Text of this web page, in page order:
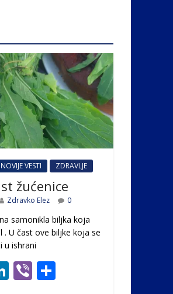
VESTI ZDRAVLJE
žućenice
Zdravko Elez 0
samonikla biljka koja
. U čast ovе biljke koja se
u ishrani
Li Vi